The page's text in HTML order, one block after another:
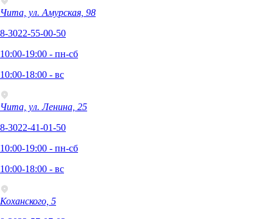
Чита, ул. Амурская, 98
8-3022-55-00-50
10:00-19:00 - пн-сб
10:00-18:00 - вс
Чита, ул. Ленина, 25
8-3022-41-01-50
10:00-19:00 - пн-сб
10:00-18:00 - вс
Коханского, 5